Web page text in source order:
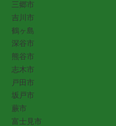
三郷市
吉川市
鶴ヶ島
深谷市
熊谷市
志木市
戸田市
坂戸市
蕨市
富士見市